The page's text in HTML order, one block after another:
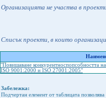
Организацията не участва в
Списък проекти, в които
"Повишаване
ISO 9001:2000 и ISO 27001:2005"
Забележка:
Подчертан елемент от таблицата